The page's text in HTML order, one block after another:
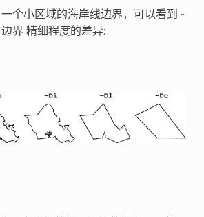
一个小区域的海岸线边界，可以看到 -
界 精细程度的差异: